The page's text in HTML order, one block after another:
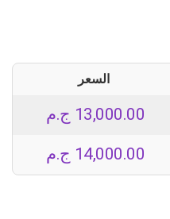
السعر
ج.م 13,000.00
ج.م 14,000.00